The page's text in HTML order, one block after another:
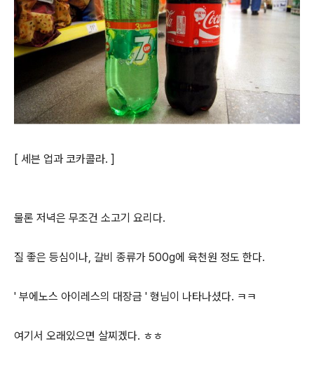
[ 세븐 업과 코카콜라. ]
물론 저녁은 무조건 소고기 요리다.
질 좋은 등심이나, 갈비 종류가 500g에 육천원 정도 한다.
' 부에노스 아이레스의 대장금 ' 형님이 나타나셨다. ㅋㅋ
여기서 오래있으면 살찌겠다. ㅎㅎ